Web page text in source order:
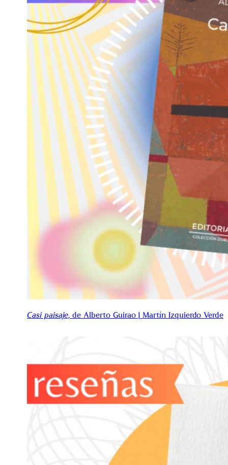
Casi paisaje, de Alberto Guirao | Martín Izquierdo Verde